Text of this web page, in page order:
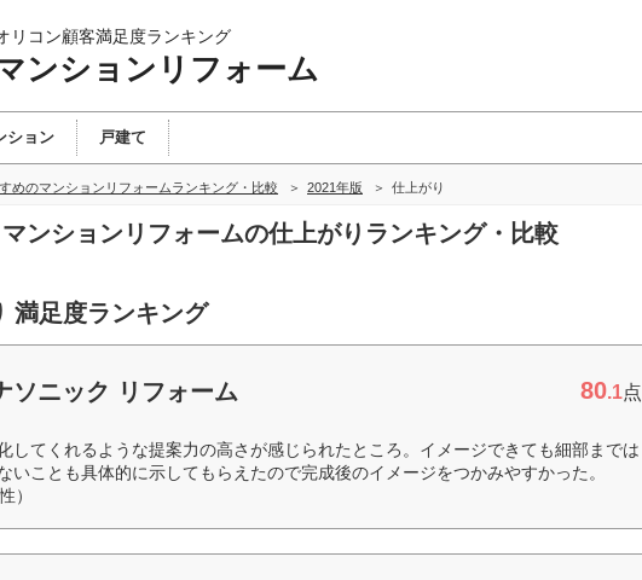
リコン顧客満足度ランキング
ンションリフォーム
ション 戸建て
めのマンションリフォームランキング・比較 2021年版 仕上がり
マンションリフォームの仕上がりランキング・比較
満足度ランキング
ソニック リフォーム 80.1点
してくれるような提案力の高さが感じられたところ。イメージできても細部までは
いことも具体的に示してもらえたので完成後のイメージをつかみやすかった。
）